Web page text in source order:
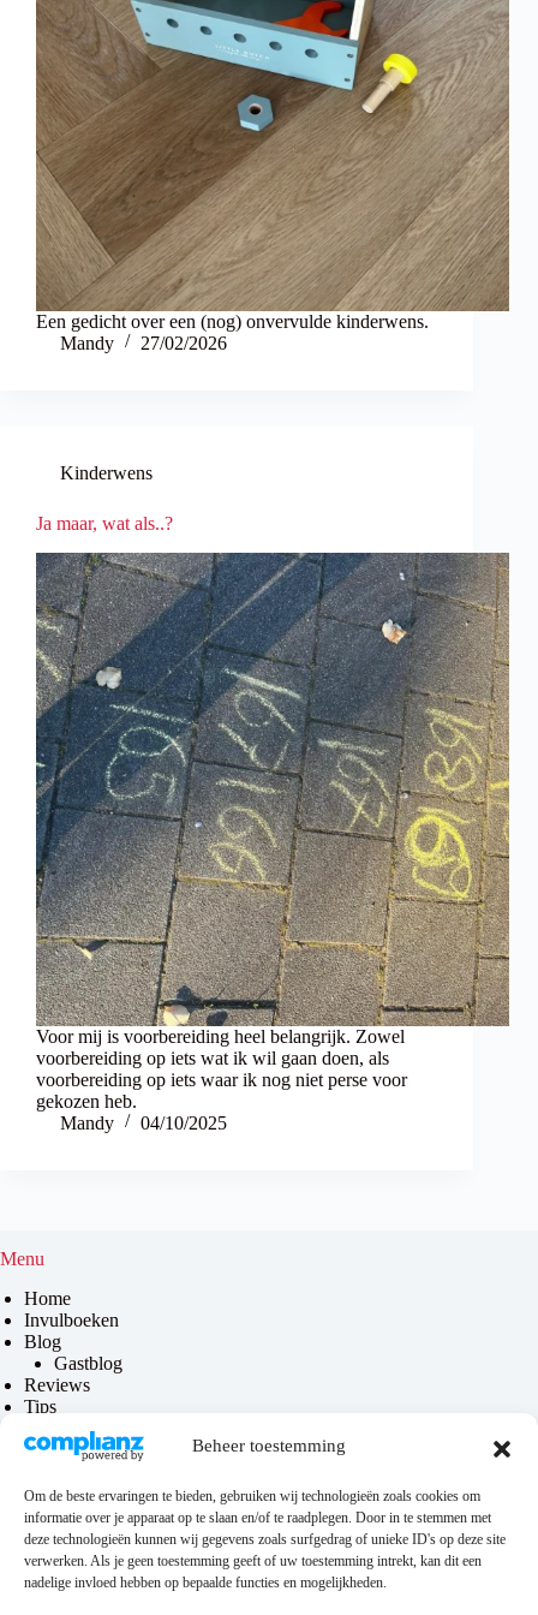
Beheer toestemming
Om de beste ervaringen te bieden, gebruiken wij technologieën zoals cookies om
informatie over je apparaat op te slaan en/of te raadplegen. Door in te stemmen met
deze technologieën kunnen wij gegevens zoals surfgedrag of unieke ID's op deze site
verwerken. Als je geen toestemming geeft of uw toestemming intrekt, kan dit een
nadelige invloed hebben op bepaalde functies en mogelijkheden.
Een gedicht over een (nog) onvervulde kinderwens.
Mandy
27/02/2026
Kinderwens
Ja maar, wat als..?
Voor mij is voorbereiding heel belangrijk. Zowel
voorbereiding op iets wat ik wil gaan doen, als
voorbereiding op iets waar ik nog niet perse voor
gekozen heb.
Mandy
04/10/2025
Menu
Home
Invulboeken
Blog
Gastblog
Reviews
Tips
Over mij
Privacy & disclaimer
Privacybeleid
Disclaimer